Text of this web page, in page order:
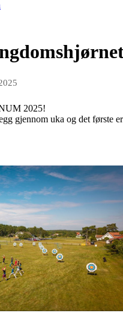
2025!
gjennom uka og det første er